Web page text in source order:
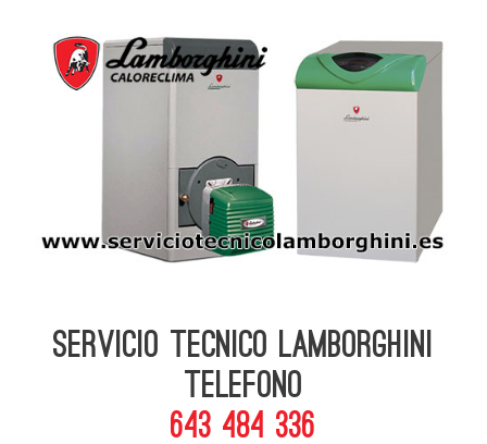
Servicio Tecnico Lamborghini
telefono
643 484 336